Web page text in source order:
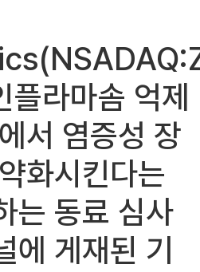
라마솜 억제
서 염증성 장
화시킨다는
는 동료 심사
에 게재된 기